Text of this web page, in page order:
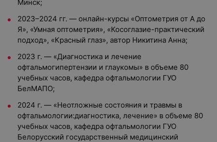
Минск;
2023–2024 гг. — онлайн-курсы «Оптометрия от А до
Я», «Умная оптометрия», «Косоглазие-практический
подход», «Красный глаз», автор Никитина Анна;
2023 г. — «Диагностика и лечение
офтальмогипертензии и глаукомы» в объеме 80
учебных часов, кафедра офтальмологии ГУО
БелМАПО;
2024 г. — «Неотложные состояния и травмы в
офтальмологии:диагностика, лечение» в объеме 80
учебных часов, кафедра офтальмологии ГУО
Белорусский государственный медицинский